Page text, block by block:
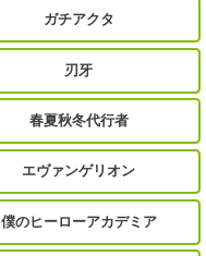
ガチアクタ
刃牙
春夏秋冬代行者
エヴァンゲリオン
僕のヒーローアカデミア